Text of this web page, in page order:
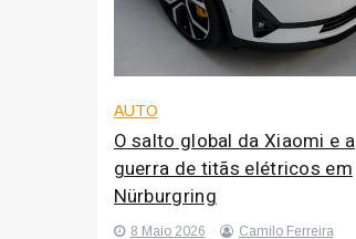
AUTO
O salto global da Xiaomi e a
guerra de titãs elétricos em
Nürburgring
8 Maio 2026 Camilo Ferreira